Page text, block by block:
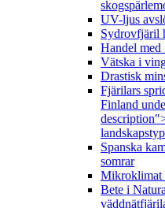
UV-ljus
Sydrovfjäril
Handel med
Vätska i
Drastisk
Fjärilars
Finland
Spanska
somrar
Mikroklimat
Bete i